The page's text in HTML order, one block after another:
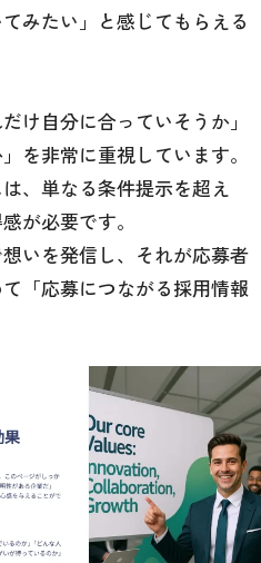
みたい」と感じてもらえる
け自分に合っていそうか」
を非常に重視しています。
、単なる条件提示を超え
が必要です。
いを発信し、それが応募者
「応募につながる採用情報